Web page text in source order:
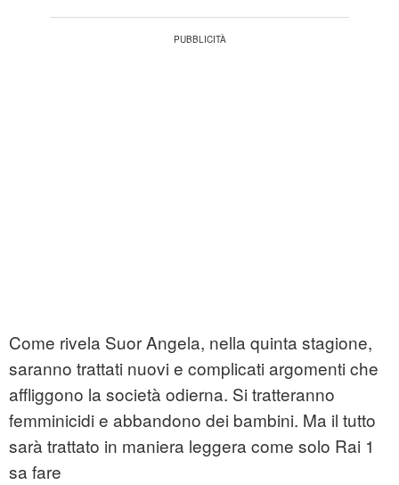
Come rivela Suor Angela, nella quinta stagione,
saranno trattati nuovi e complicati argomenti che
affliggono la società odierna. Si tratteranno
femminicidi e abbandono dei bambini. Ma il tutto
sarà trattato in maniera leggera come solo Rai 1
sa fare